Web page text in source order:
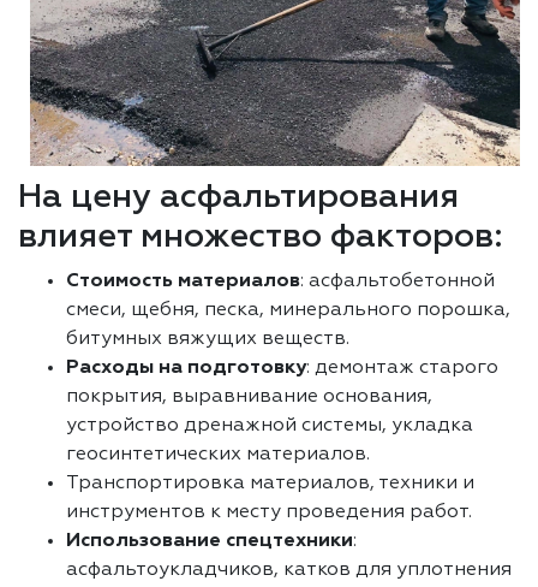
На цену асфальтирования
влияет множество факторов:
Стоимость материалов: асфальтобетонной
смеси, щебня, песка, минерального порошка,
битумных вяжущих веществ.
Расходы на подготовку: демонтаж старого
покрытия, выравнивание основания,
устройство дренажной системы, укладка
геосинтетических материалов.
Транспортировка материалов, техники и
инструментов к месту проведения работ.
Использование спецтехники:
асфальтоукладчиков, катков для уплотнения